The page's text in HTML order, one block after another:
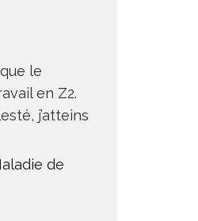
le
en Z2.
j’atteins
de